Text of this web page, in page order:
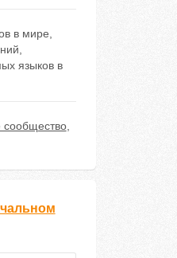
в мире,
языков в
сообщество,